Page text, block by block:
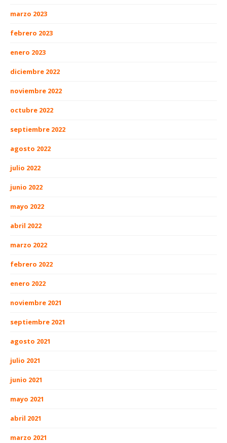
marzo 2023
febrero 2023
enero 2023
diciembre 2022
noviembre 2022
octubre 2022
septiembre 2022
agosto 2022
julio 2022
junio 2022
mayo 2022
abril 2022
marzo 2022
febrero 2022
enero 2022
noviembre 2021
septiembre 2021
agosto 2021
julio 2021
junio 2021
mayo 2021
abril 2021
marzo 2021